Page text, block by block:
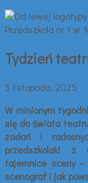
Tydzień
5 listopada, 2025
W minionym
się do świata
zadań i
przedszkolaki z
tajemnice sceny –
scenograf i jak